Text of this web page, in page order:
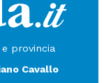
provincia
Cavallo